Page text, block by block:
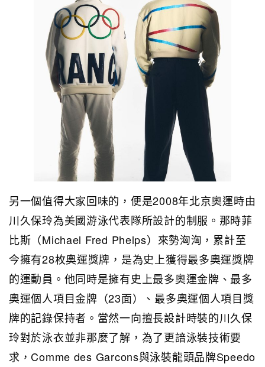
另一個值得大家回味的，便是2008年北京奧運時由
川久保玲為美國游泳代表隊所設計的制服。那時菲
比斯（Michael Fred Phelps）來勢洶洶，累計至
今擁有28枚奧運獎牌，是為史上獲得最多奧運獎牌
的運動員。他同時是擁有史上最多奧運金牌、最多
奧運個人項目金牌（23面）、最多奧運個人項目獎
牌的記錄保持者。當然一向擅長設計時裝的川久保
玲對於泳衣並非那麼了解，為了更諳泳裝技術要
求，Comme des Garcons與泳裝龍頭品牌Speedo